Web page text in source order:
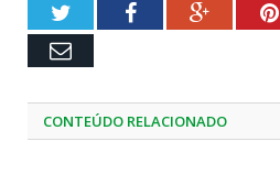
TwitterFacebookGoogle+
Email
CONTEÚDO RELACIONADO